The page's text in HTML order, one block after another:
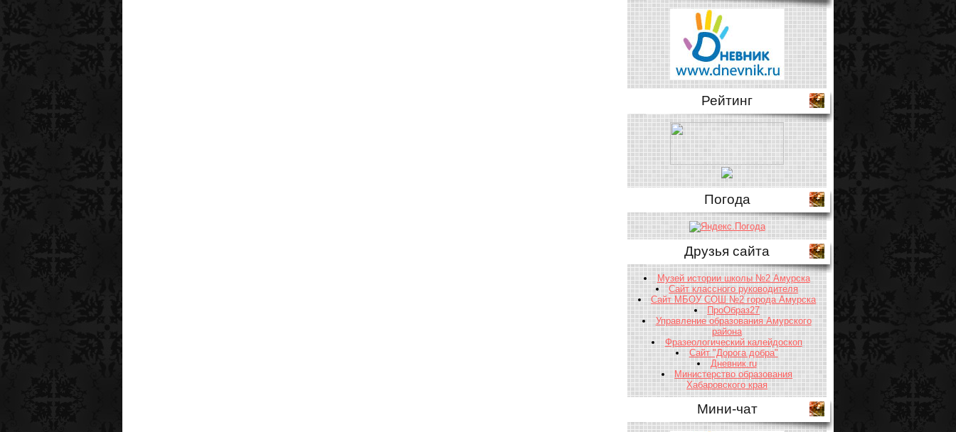
Рейтинг
Погода
Друзья сайта
Музей истории школы №2 Амурска
Сайт классного руководителя
Сайт МБОУ СОШ №2 города Амурска
ПроОбраз27
Управление образования Амурского
района
Фразеологический калейдоскоп
Сайт "Дорога добра"
Дневник.ru
Министерство образования
Хабаровского края
Мини-чат